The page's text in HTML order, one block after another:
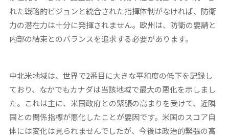
れた戦略的ビジョンと統合された指揮体制がなければ、防衛
力の潜在力は十分に発揮されません。欧州は、防衛の要請と
内部の結束とのバランスを追求する必要があります。
中北米地域は、世界で2番目に大きな平和度の低下を記録し
ており、なかでもカナダは当該地域で最大の悪化を示しまし
た。これは主に、米国政府との緊張の高まりを受けて、近隣
国との関係指標が悪化したことが要因です。米国のスコア自
体には変化は見られませんでしたが、今後は政治的緊張の高